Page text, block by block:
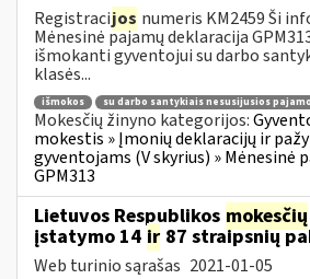
Registracijos numeris KM2459 Ši
Mėnesinė pajamų deklaracija
išmokanti gyventojui su darbo
klasės...
išmokos su darbo santykiais nesusijusios
Mokesčių žinyno kategorijos:
mokestis » Įmonių deklaracijų ir
gyventojams (V skyrius) » Mėnesinė
GPM313
Lietuvos Respublikos mokesčių
įstatymo 14 ir 87 straipsnių
Web turinio sąrašas 2021-01-05